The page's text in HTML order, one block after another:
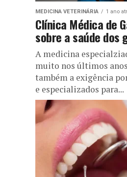
MEDICINA VETERINÁRIA 1 ano
Clínica Médica de
sobre a saúde dos
A medicina
muito nos últimos
também a exigência
e especializados para...